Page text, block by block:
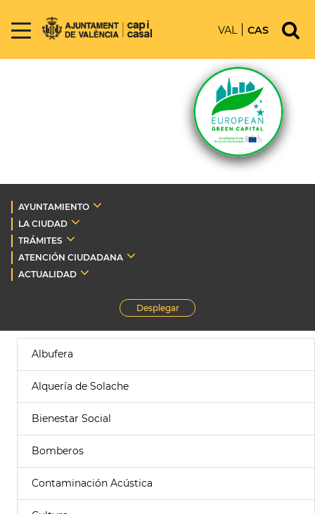
VAL CAS
AYUNTAMIENTO
LA CIUDAD
TRÁMITES
ATENCIÓN CIUDADANA
ACTUALIDAD
Desplegar
Albufera
Alquería de Solache
Bienestar Social
Bomberos
Contaminación Acústica